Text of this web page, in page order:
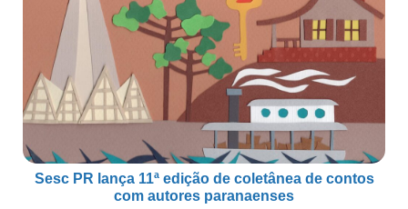
Sesc PR lança 11ª edição de coletânea de contos
com autores paranaenses